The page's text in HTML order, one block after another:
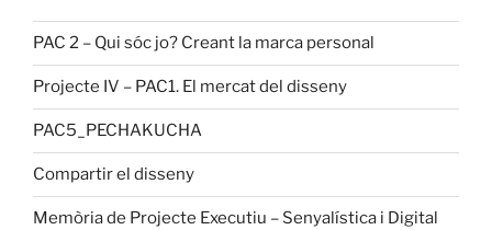
PAC 2 – Qui sóc jo? Creant la marca personal
Projecte IV – PAC1. El mercat del disseny
PAC5_PECHAKUCHA
Compartir el disseny
Memòria de Projecte Executiu – Senyalística i Digital